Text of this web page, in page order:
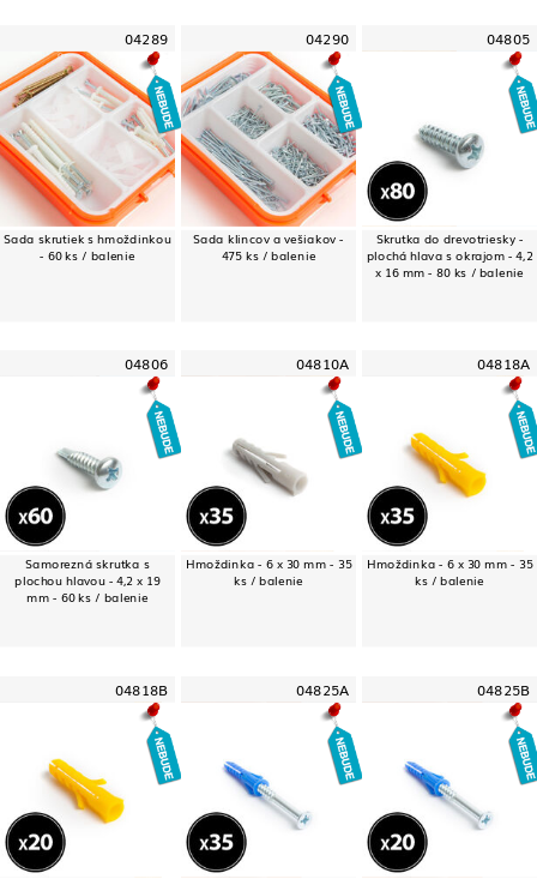
04289
Sada skrutiek s hmoždinkou
- 60 ks / balenie
04290
Sada klincov a vešiakov -
475 ks / balenie
04805
Skrutka do drevotriesky -
plochá hlava s okrajom - 4,2
x 16 mm - 80 ks / balenie
04806
Samorezná skrutka s
plochou hlavou - 4,2 x 19
mm - 60 ks / balenie
04810A
Hmoždinka - 6 x 30 mm - 35
ks / balenie
04818A
Hmoždinka - 6 x 30 mm - 35
ks / balenie
04818B 04825A 04825B